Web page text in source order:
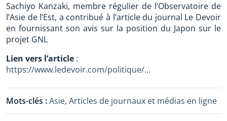
Sachiyo Kanzaki, membre régulier de l’Observatoire de
l’Asie de l’Est, a contribué à l’article du journal Le Devoir
en fournissant son avis sur la position du Japon sur le
projet GNL
Lien vers l’article :
https://www.ledevoir.com/politique/...
Mots-clés :Asie, Articles de journaux et médias en ligne